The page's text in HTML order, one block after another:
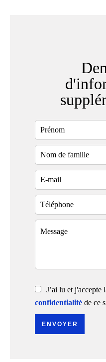
J’ai lu et j'accepte
confidentialité de ce
ENVOYER